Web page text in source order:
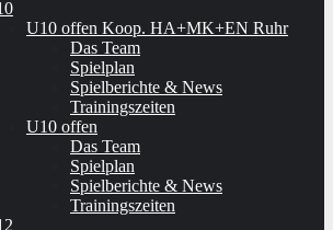
U10 offen Koop. HA+MK+EN Ruhr
Das Team
Spielplan
Spielberichte & News
Trainingszeiten
U10 offen
Das Team
Spielplan
Spielberichte & News
Trainingszeiten